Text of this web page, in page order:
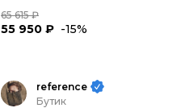
65 615 ₽
55 950 ₽ -15%
reference
Бутик